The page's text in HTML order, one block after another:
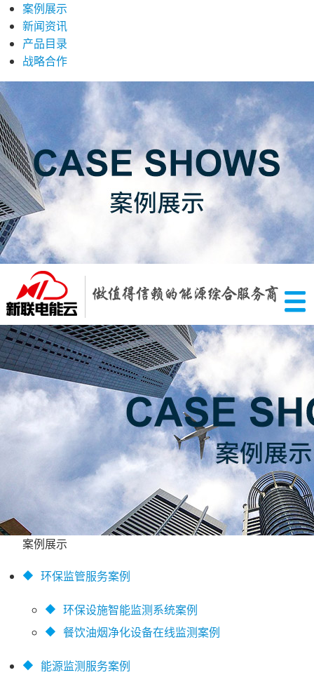
案例展示
新闻资讯
产品目录
战略合作
案例展示
◆ 环保监管服务案例
◆ 环保设施智能监测系统案例
◆ 餐饮油烟净化设备在线监测案例
◆ 能源监测服务案例